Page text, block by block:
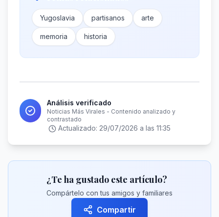
Yugoslavia partisanos arte
memoria historia
Análisis verificado
Noticias Más Virales - Contenido analizado y
contrastado
Actualizado: 29/07/2026 a las 11:35
¿Te ha gustado este artículo?
Compártelo con tus amigos y familiares
Compartir